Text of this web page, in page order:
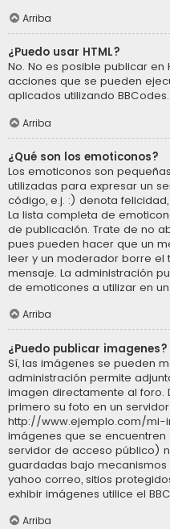
Arriba
¿Puedo usar HTML?
No. No es posible publicar en
acciones que se pueden
aplicados utilizando BBCodes.
Arriba
¿Qué son los emoticonos?
Los emoticonos son
utilizadas para expresar un
código, e.j. :) denota
La lista completa de
de publicación. Trate de no
pues pueden hacer que un
leer y un moderador borre el
mensaje. La administración
de emoticones a utilizar en
Arriba
¿Puedo publicar imagenes?
Sí, las imágenes se pueden
administración permite
imagen directamente al
primero su foto en un
http://www.ejemplo.com/mi-
imágenes que se
servidor de acceso público)
guardadas bajo mecanismos
yahoo correo, sitios
exhibir imágenes utilice el
Arriba